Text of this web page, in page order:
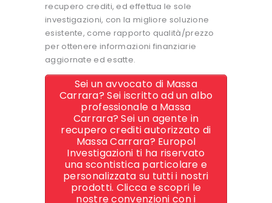
recupero crediti, ed effettua le sole
investigazioni, con la migliore soluzione
esistente, come rapporto qualità/prezzo
per ottenere informazioni finanziarie
aggiornate ed esatte.
Sei un avvocato di Massa
Carrara? Sei iscritto ad un albo
professionale a Massa
Carrara? Sei un agente in
recupero crediti autorizzato di
Massa Carrara? Europol
Investigazioni ti ha riservato
una scontistica particolare e
personalizzata su tutti i nostri
prodotti. Clicca e scopri le
nostre convenzioni con i